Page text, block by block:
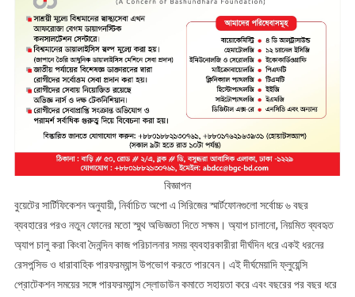
বিজ্ঞাপন
বুয়েটের সার্টিফিকেশন অনুযায়ী, নির্বাচিত অপো এ সিরিজের স্মার্টফোনগুলো সর্বোচ্চ ৬ বছর
ব্যবহারের পরও নতুন ফোনের মতো স্মুথ অভিজ্ঞতা দিতে সক্ষম। অ্যাপ চালানো, নিয়মিত ব্যবহৃত
অ্যাপ চালু করা কিংবা দৈনন্দিন কাজ পরিচালনার সময় ব্যবহারকারীরা দীর্ঘদিন ধরে একই ধরনের
রেসপন্সিভ ও ধারাবাহিক পারফরম্যান্স উপভোগ করতে পারবেন। এই দীর্ঘমেয়াদি ফ্লুয়েন্সি
প্রোটেকশন সময়ের সঙ্গে পারফরম্যান্স স্লোডাউন কমাতে সহায়তা করে এবং বছরের পর বছর ধরে